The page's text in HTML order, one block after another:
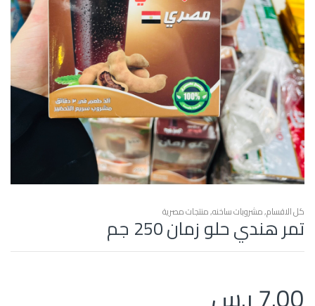
كل الاقسام,مشروبات ساخنه,منتجات مصرية
تمر هندي حلو زمان 250 جم